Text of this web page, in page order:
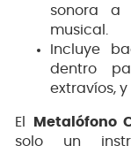
sonora a
musical.
Incluye
dentro
extravíos,
El Metalófono
solo un